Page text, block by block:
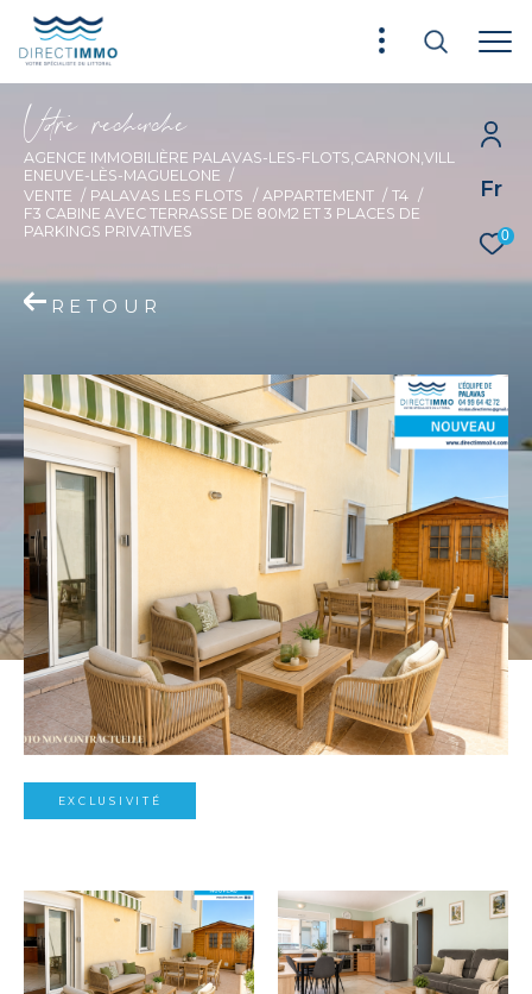
Fr
0
Vore recece
AGENCE IMMOBILIÈRE PALAVAS-LES-FLOTS,CARNON,VILL
ENEUVE-LÈS-MAGUELONE
VENTE
PALAVAS LES FLOTS APPARTEMENT
T4
F3 CABINE AVEC TERRASSE DE 80M2 ET 3 PLACES DE
PARKINGS PRIVATIVES
RETOUR
EXCLUSIVITÉ